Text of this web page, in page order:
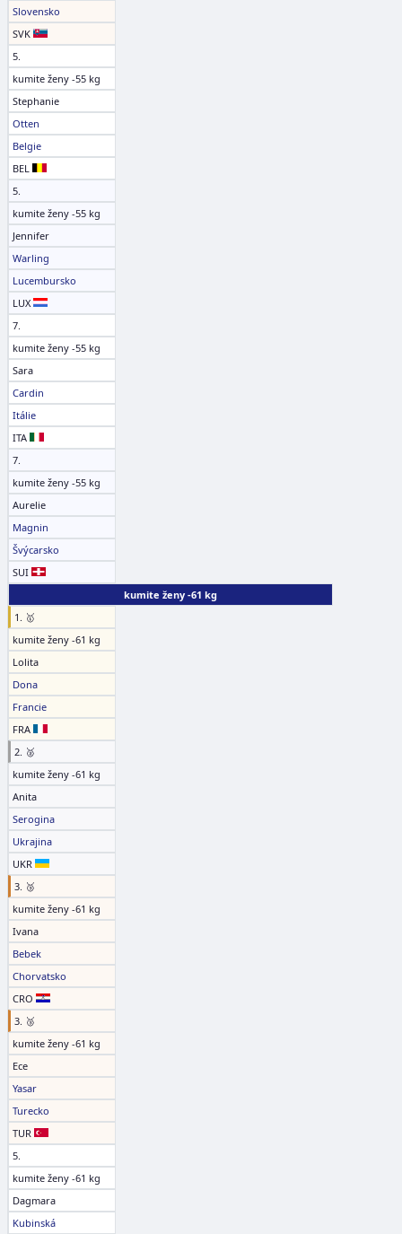
Slovensko
SVK
5.
kumite ženy -55 kg
Stephanie
Otten
Belgie
BEL
5.
kumite ženy -55 kg
Jennifer
Warling
Lucembursko
LUX
7.
kumite ženy -55 kg
Sara
Cardin
Itálie
ITA
7.
kumite ženy -55 kg
Aurelie
Magnin
Švýcarsko
SUI
kumite ženy -61 kg
1. 🥇
kumite ženy -61 kg
Lolita
Dona
Francie
FRA
2. 🥈
kumite ženy -61 kg
Anita
Serogina
Ukrajina
UKR
3. 🥉
kumite ženy -61 kg
Ivana
Bebek
Chorvatsko
CRO
3. 🥉
kumite ženy -61 kg
Ece
Yasar
Turecko
TUR
5.
kumite ženy -61 kg
Dagmara
Kubinská